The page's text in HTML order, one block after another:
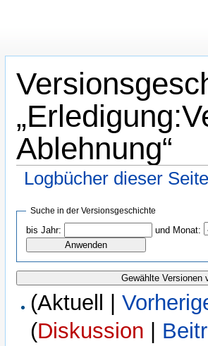
Ablehnung“
Logbücher dieser
Suche in der Versionsgeschichte
bis Jahr: und Monat:
(Aktuell |
(Diskussion